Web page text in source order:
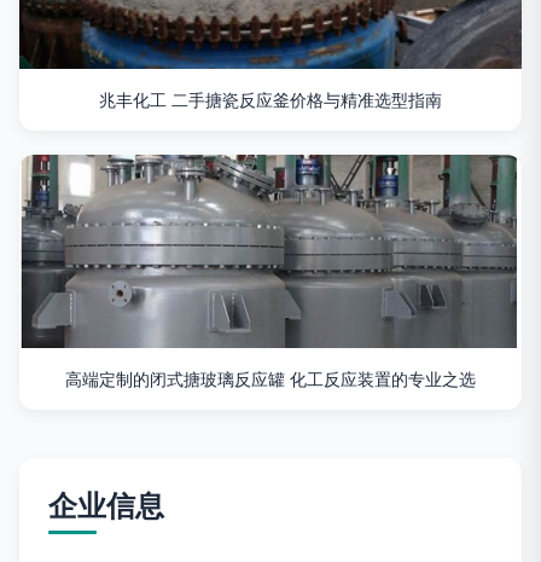
兆丰化工 二手搪瓷反应釜价格与精准选型指南
高端定制的闭式搪玻璃反应罐 化工反应装置的专业之选
企业信息